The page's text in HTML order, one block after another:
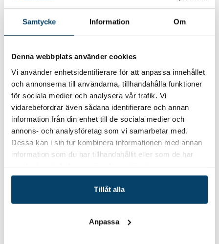
Samtycke Information Om
Denna webbplats använder cookies
Vi använder enhetsidentifierare för att anpassa innehållet
och annonserna till användarna, tillhandahålla funktioner
för sociala medier och analysera vår trafik. Vi
vidarebefordrar även sådana identifierare och annan
information från din enhet till de sociala medier och
annons- och analysföretag som vi samarbetar med.
Dessa kan i sin tur kombinera informationen med annan
information som du har tillhandahållit eller som de har
Tillåt alla
Anpassa
möjligheter från projektetom projektet Cirkulära
Affärsmodeller – en möjlighet för små och medelstora
företag i Kronoberg att anpassa sig till nya
Eventet har begränsat antal platser och arrangeras som
kostnadsfritt för er som företag men ni behöver signera
ett intyg om försumbart stöd (De minimis). För frågor och
mer information, kontaktaelina.landqvist@vaxjo.se
Eventet är kostnadsfritt och arrangeras som en del av
DigIT Hub Sweden – ett initiativ som hjälper företag och
offentlig sektor i södra Sverige att digitalisera.